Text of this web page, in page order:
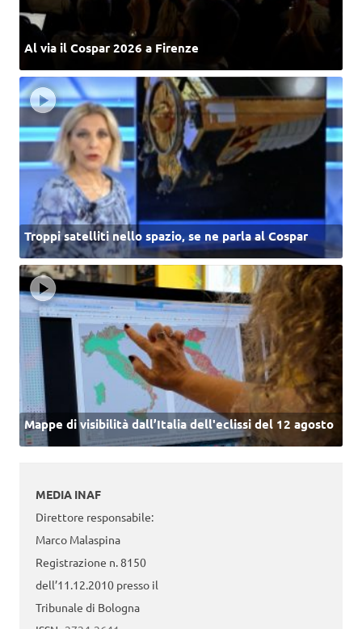
Al via il Cospar 2026 a Firenze
Troppi satelliti nello spazio, se ne parla al Cospar
Mappe di visibilità dall’Italia dell'eclissi del 12 agosto
MEDIA INAF
Direttore responsabile:
Marco Malaspina
Registrazione n. 8150
dell’11.12.2010 presso il
Tribunale di Bologna